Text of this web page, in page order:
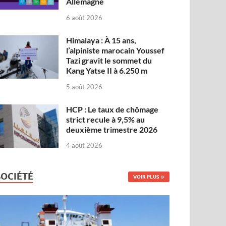
6 août 2026
Himalaya : À 15 ans,
l’alpiniste marocain Youssef
Tazi gravit le sommet du
Kang Yatse II à 6.250 m
5 août 2026
HCP : Le taux de chômage
strict recule à 9,5% au
deuxième trimestre 2026
4 août 2026
VOIR PLUS